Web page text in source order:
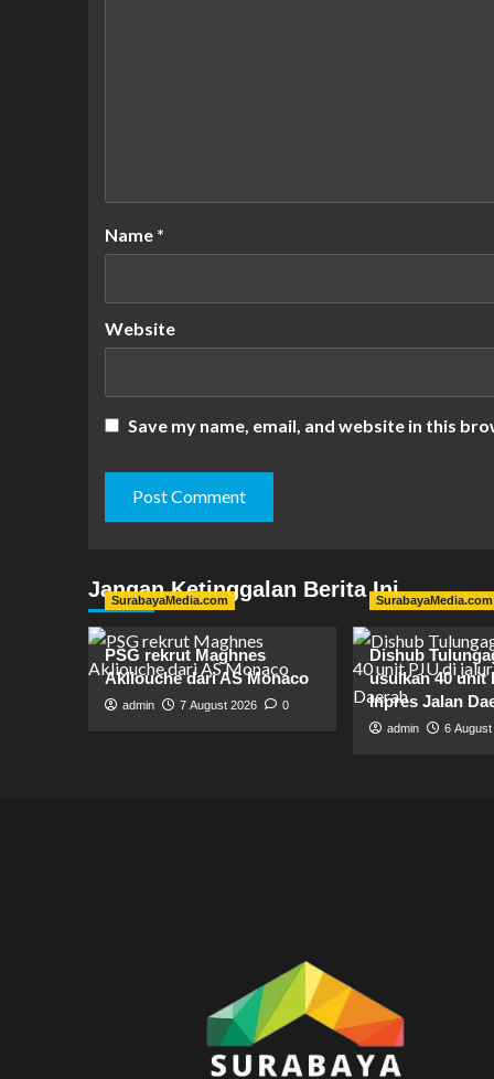
Name *
Website
Save my name, email, and website in this
Jangan Ketinggalan Berita Ini
SurabayaMedia.com
PSG rekrut Maghnes
Akliouche dari AS Monaco
admin 7 August 2026 0
SurabayaMedia.com
Dishub
usulkan 40 unit
Inpres Jalan
admin 6 August